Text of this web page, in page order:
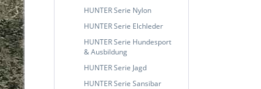
HUNTER Serie Nylon
HUNTER Serie Elchleder
HUNTER Serie Hundesport
& Ausbildung
HUNTER Serie Jagd
HUNTER Serie Sansibar